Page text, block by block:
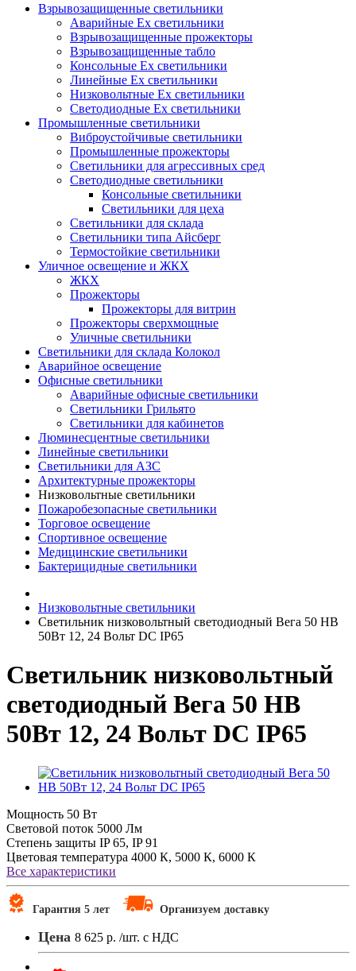
Взрывозащищенные светильники
Аварийные Ex светильники
Взрывозащищенные прожекторы
Взрывозащищенные табло
Консольные Ех светильники
Линейные Ex светильники
Низковольтные Ex светильники
Светодиодные Ex светильники
Промышленные светильники
Виброустойчивые светильники
Промышленные прожекторы
Светильники для агрессивных сред
Светодиодные светильники
Консольные светильники
Светильники для цеха
Светильники для склада
Светильники типа Айсберг
Термостойкие светильники
Уличное освещение и ЖКХ
ЖКХ
Прожекторы
Прожекторы для витрин
Прожекторы сверхмощные
Уличные светильники
Светильники для склада Колокол
Аварийное освещение
Офисные светильники
Аварийные офисные светильники
Светильники Грильято
Светильники для кабинетов
Люминесцентные светильники
Линейные светильники
Светильники для АЗС
Архитектурные прожекторы
Низковольтные светильники
Пожаробезопасные светильники
Торговое освещение
Спортивное освещение
Медицинские светильники
Бактерицидные светильники
Низковольтные светильники
Светильник низковольтный светодиодный Вега 50 НВ
50Вт 12, 24 Вольт DC IP65
Светильник низковольтный
светодиодный Вега 50 НВ
50Вт 12, 24 Вольт DC IP65
Мощность 50 Вт
Световой поток 5000 Лм
Степень защиты IP 65, IP 91
Цветовая температура 4000 К, 5000 К, 6000 К
Все характеристики
Гарантия 5 лет Организуем доставку
Цена 8 625 р. /шт. с НДС